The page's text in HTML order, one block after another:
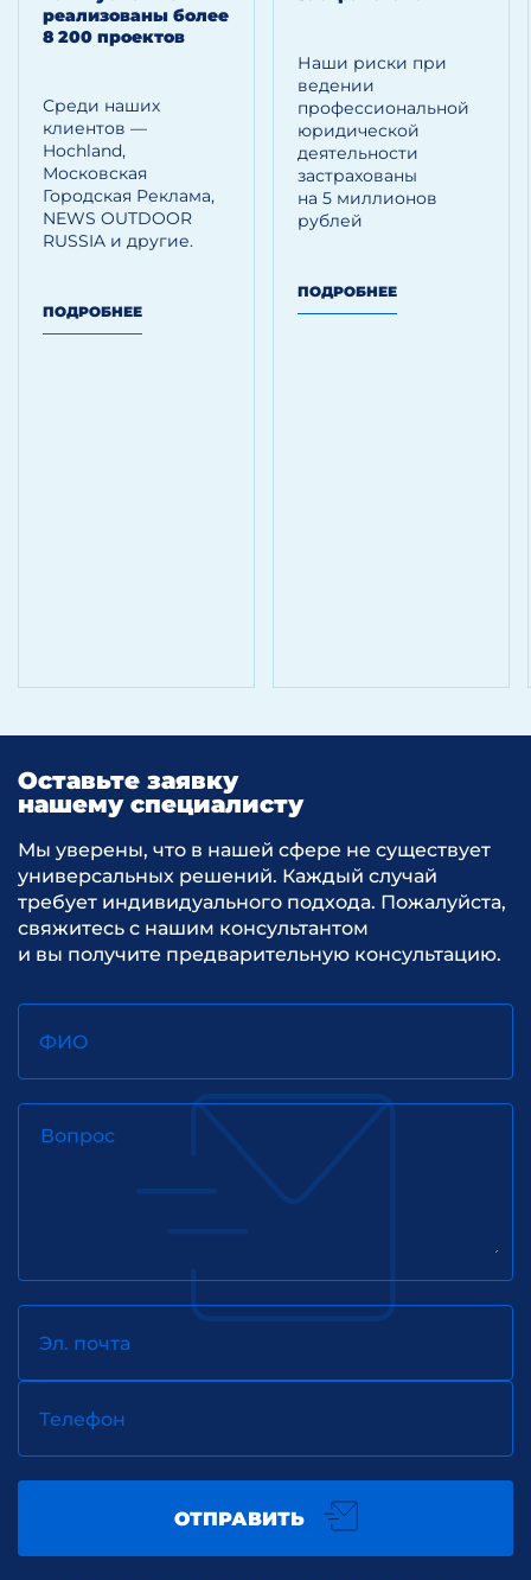
реализованы более
8 200 проектов
Среди наших
клиентов —
Hoсhland,
Московская
Городская Реклама,
NEWS OUTDOOR
RUSSIA и другие.
ПОДРОБНЕЕ
Наши риски при
ведении
профессиональной
юридической
деятельности
застрахованы
на 5 миллионов
рублей
ПОДРОБНЕЕ
Оставьте заявку
нашему специалисту
Мы уверены, что в нашей сфере не существует
универсальных решений. Каждый случай
требует индивидуального подхода. Пожалуйста,
свяжитесь с нашим консультантом
и вы получите предварительную консультацию.
ФИО
Вопрос
Эл. почта
Телефон
ОТПРАВИТЬ